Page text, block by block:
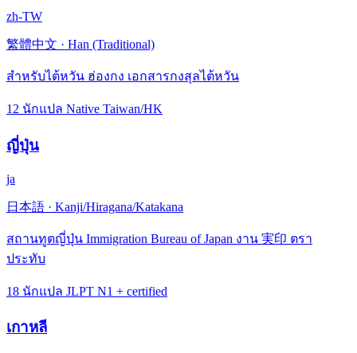
zh-TW
繁體中文 · Han (Traditional)
สำหรับไต้หวัน ฮ่องกง เอกสารกงสุลไต้หวัน
12 นักแปล Native Taiwan/HK
ญี่ปุ่น
ja
日本語 · Kanji/Hiragana/Katakana
สถานทูตญี่ปุ่น Immigration Bureau of Japan งาน 実印 ตรา
ประทับ
18 นักแปล JLPT N1 + certified
เกาหลี